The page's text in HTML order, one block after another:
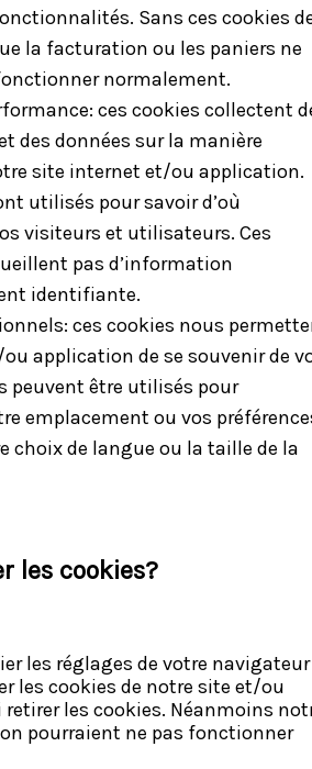
Sans ces cookies
la facturation ou les paniers ne
normalement.
ces cookies collectent
des données sur la manière
site internet et/ou application.
utilisés pour savoir d’où
visiteurs et utilisateurs. Ces
pas d’information
identifiante.
ces cookies nous
application de se souvenir de
peuvent être utilisés pour
emplacement ou vos
choix de langue ou la taille de la
les cookies?
les réglages de votre navigateur
les cookies de notre site et/ou
les cookies. Néanmoins
pourraient ne pas fonctionner